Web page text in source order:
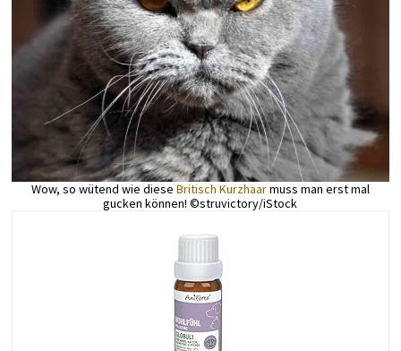
Wow, so wütend wie diese Britisch Kurzhaarmuss man erst mal
gucken können! ©struvictory/iStock